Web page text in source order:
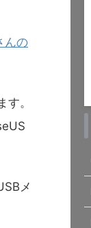
んの
。
メ